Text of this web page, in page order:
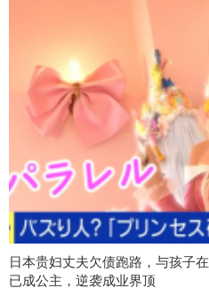
日本贵妇丈夫欠债跑路，与孩子
已成公主，逆袭成业界顶